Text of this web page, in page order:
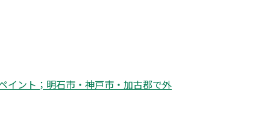
ント；明石市・神戸市・加古郡で外